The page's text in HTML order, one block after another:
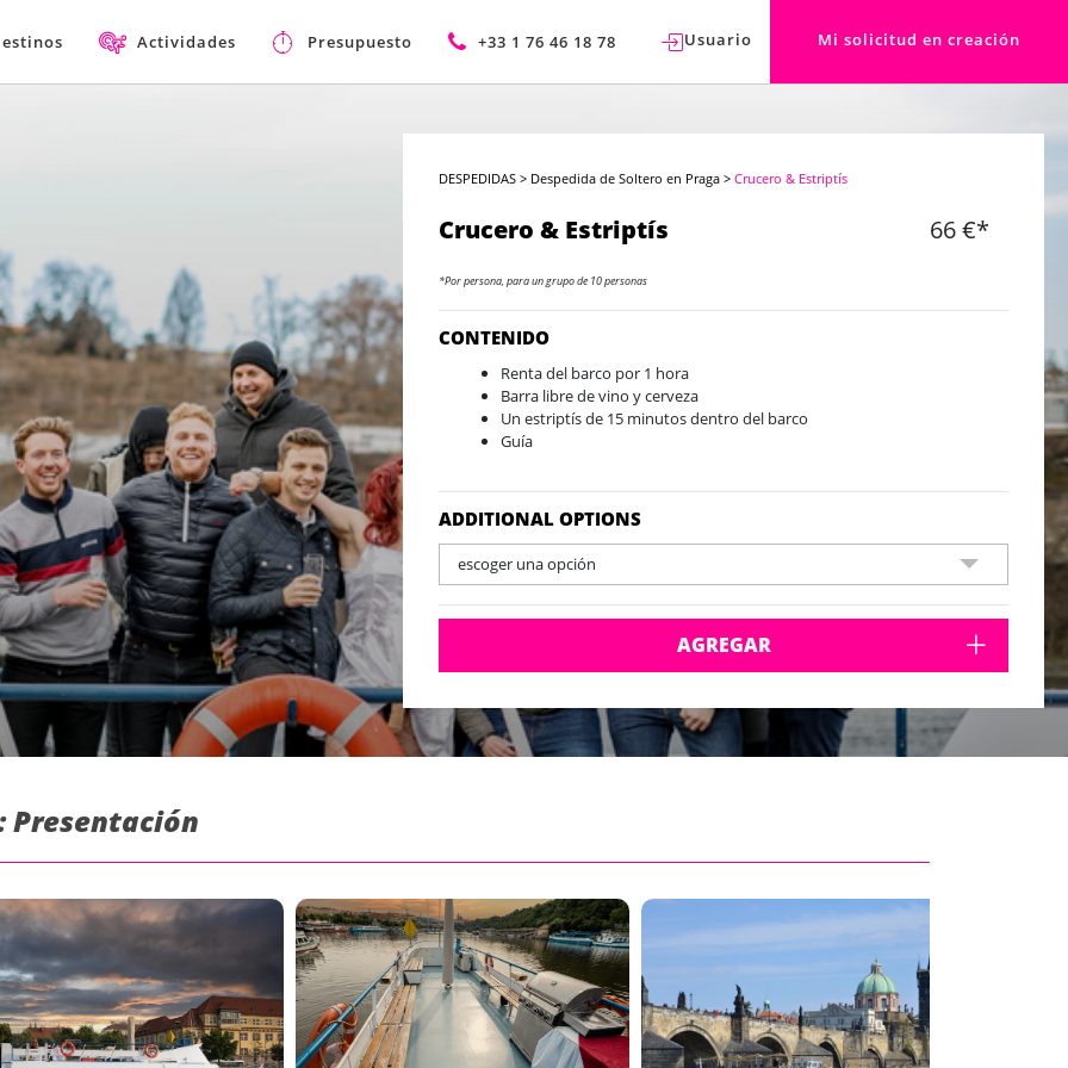
Actividades Presupuesto +33 1 76 46 18 78 Usuario Mi solicitud en creación
DESPEDIDAS > Despedida de Soltero en Praga >Crucero & Estriptís
Crucero & Estriptís 66 €*
*Por persona, para un grupo de 10 personas
CONTENIDO
Renta del barco por 1 hora
Barra libre de vino y cerveza
Un estriptís de 15 minutos dentro del barco
Guía
ADDITIONAL OPTIONS
escoger una opción
AGREGAR
Presentación